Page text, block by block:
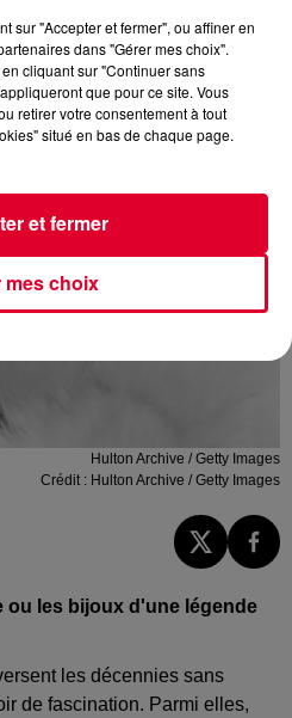
Hulton Archive / Getty Images
Crédit : Hulton Archive / Getty Images
ou les bijoux d'une légende
les décennies sans
de fascination. Parmi elles,
sur "Accepter et fermer", ou affiner en
dans "Gérer mes choix".
cliquant sur "Continuer sans
que pour ce site. Vous
retirer votre consentement à tout
situé en bas de chaque page.
mes choix
et fermer